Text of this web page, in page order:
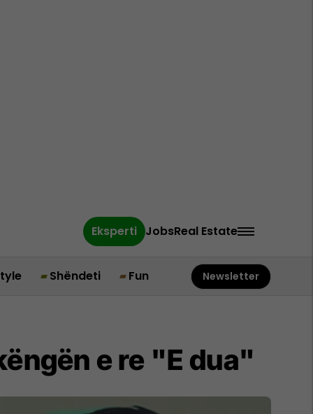
Eksperti JobsReal Estate
Shëndeti Fun Newsletter
e re "E dua"